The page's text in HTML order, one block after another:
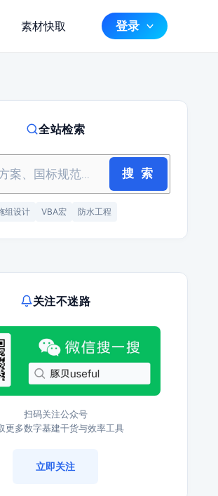
素材快取 登录
全站检索
搜 索
组设计 VBA宏 防水工程
关注不迷路
扫码关注公众号
更多数字基建干货与效率工具
立即关注